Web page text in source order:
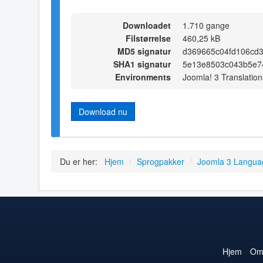
Downloadet
1.710 gange
Filstørrelse
460,25 kB
MD5 signatur
SHA1 signatur
Environments
Joomla! 3
Download nu
Du er her: Hjem / Sprogpakker / Joomla 3
Hjem Om